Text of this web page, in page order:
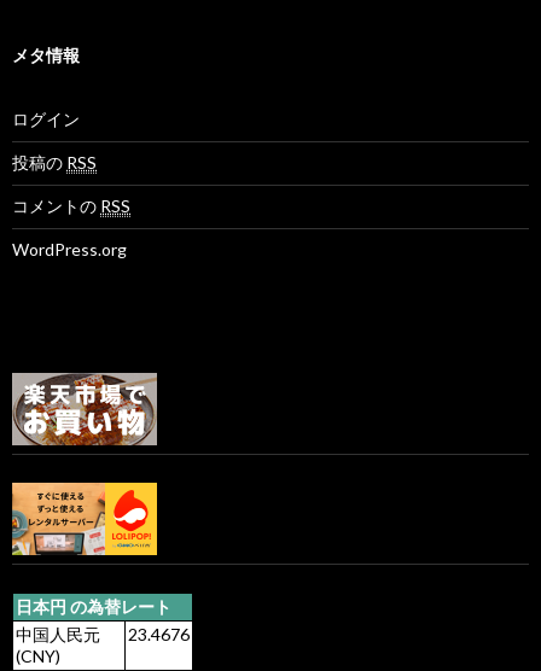
メタ情報
ログイン
投稿の RSS
コメントの RSS
WordPress.org
日本円 の為替レート
中国人民元
(CNY)
23.4676